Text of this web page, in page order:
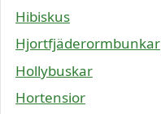
Hibiskus
Hjortfjäderormbunkar
Hollybuskar
Hortensior